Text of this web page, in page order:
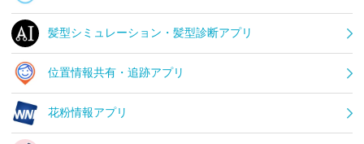
髪型シミュレーション・髪型診断アプリ
位置情報共有・追跡アプリ
花粉情報アプリ